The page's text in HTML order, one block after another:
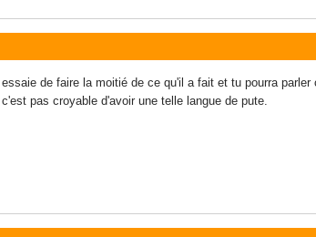
essaie de faire la moitié de ce qu'il a fait et tu pourra
c'est pas croyable d'avoir une telle langue de pute.